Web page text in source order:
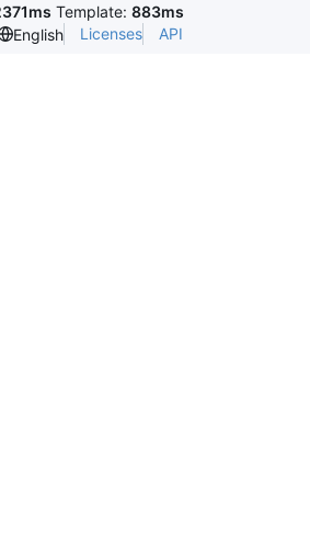
Template: 883ms
English Licenses API